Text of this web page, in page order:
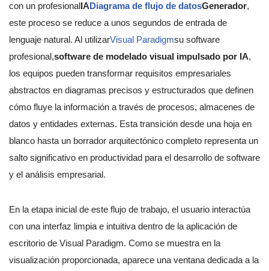
con un profesionalIADiagrama de flujo de datosGenerador,
este proceso se reduce a unos segundos de entrada de
lenguaje natural. Al utilizarVisual Paradigmsu software
profesional,software de modelado visual impulsado por IA,
los equipos pueden transformar requisitos empresariales
abstractos en diagramas precisos y estructurados que definen
cómo fluye la información a través de procesos, almacenes de
datos y entidades externas. Esta transición desde una hoja en
blanco hasta un borrador arquitectónico completo representa un
salto significativo en productividad para el desarrollo de software
y el análisis empresarial.
En la etapa inicial de este flujo de trabajo, el usuario interactúa
con una interfaz limpia e intuitiva dentro de la aplicación de
escritorio de Visual Paradigm. Como se muestra en la
visualización proporcionada, aparece una ventana dedicada a la